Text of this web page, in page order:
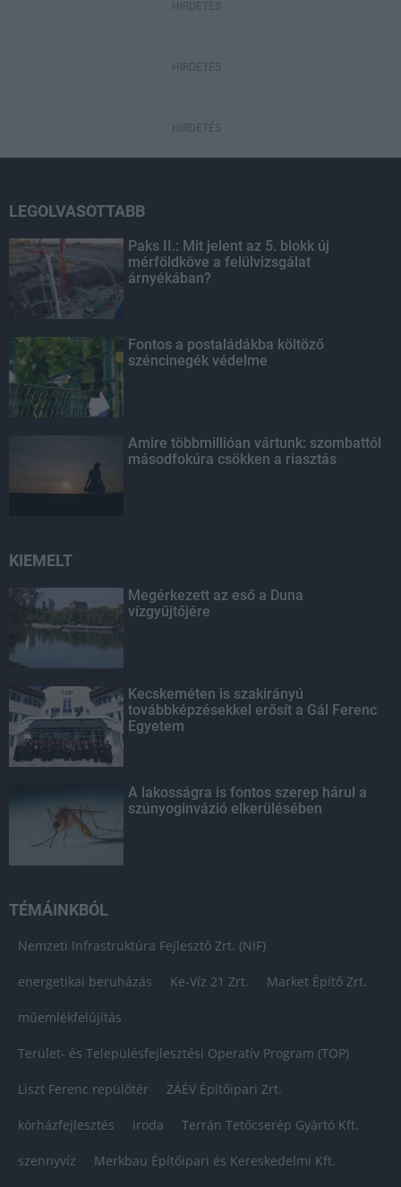
HIRDETÉS
HIRDETÉS
HIRDETÉS
LEGOLVASOTTABB
Paks II.: Mit jelent az 5. blokk új
mérföldköve a felülvizsgálat
árnyékában?
Fontos a postaládákba költöző
széncinegék védelme
Amire többmillióan vártunk: szombattól
másodfokúra csökken a riasztás
KIEMELT
Megérkezett az eső a Duna
vízgyűjtőjére
Kecskeméten is szakirányú
továbbképzésekkel erősít a Gál Ferenc
Egyetem
A lakosságra is fontos szerep hárul a
szúnyoginvázió elkerülésében
TÉMÁINKBÓL
Nemzeti Infrastruktúra Fejlesztő Zrt. (NIF)
energetikai beruházás Ke-Víz 21 Zrt. Market Építő Zrt.
műemlékfelújítás
Terület- és Településfejlesztési Operatív Program (TOP)
Liszt Ferenc repülőtér ZÁÉV Építőipari Zrt.
kórházfejlesztés iroda Terrán Tetőcserép Gyártó Kft.
szennyvíz Merkbau Építőipari és Kereskedelmi Kft.